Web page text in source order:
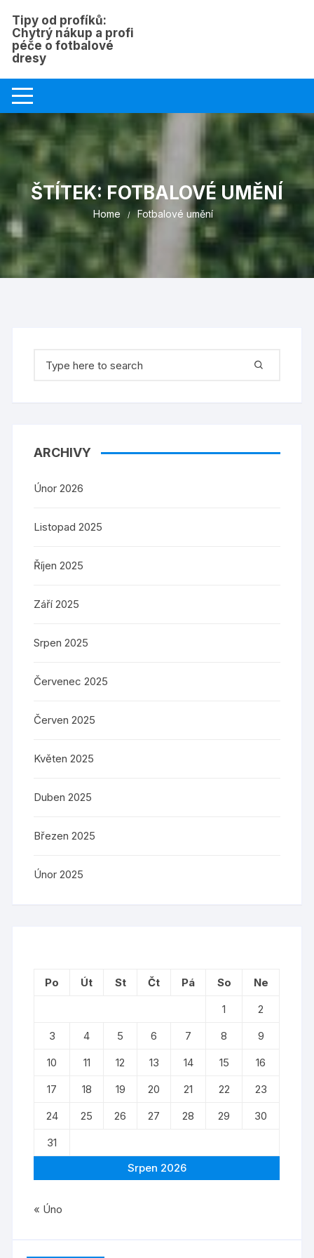
content
Tipy od profíků:
Chytrý nákup a profi
péče o fotbalové
dresy
ŠTÍTEK: FOTBALOVÉ UMĚNÍ
Home Fotbalové umění
for:
ARCHIVY
Únor 2026
Listopad 2025
Říjen 2025
Září 2025
Srpen 2025
Červenec 2025
Červen 2025
Květen 2025
Duben 2025
Březen 2025
Únor 2025
Srpen 2026
Po Út St Čt Pá So
Ne
1
2
3
4 5 6 7 8
9
10
11 12 13 14 15
16
17
18 19 20 21 22
23
24
25 26 27 28 29
30
31
« Úno